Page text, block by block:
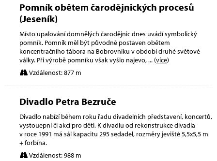
Pomník obětem čarodějnických procesů
(Jeseník)
Místo upalování domnělých čarodějnic dnes uvádí symbolický
pomník. Pomník měl být původně postaven obětem
koncentračního tábora na Bobrovníku v období druhé světové
války. Při výrobě pomníku však vyšlo najevo,... (více)
Vzdálenost: 877 m
Divadlo Petra Bezruče
Divadlo nabízí během roku řadu divadelních představení, koncertů,
vystouepní či akcí pro děti. K divadlu od rekonstrukce divadla
v roce 1991 má sál kapacitu 295 sedadel, rozměry jeviště 5,5x5,5 m
+ forbína.
Vzdálenost: 988 m